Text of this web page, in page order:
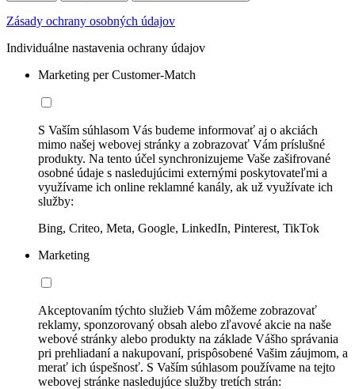
Zásady ochrany osobných údajov
Individuálne nastavenia ochrany údajov
Marketing per Customer-Match
S Vaším súhlasom Vás budeme informovať aj o akciách
mimo našej webovej stránky a zobrazovať Vám príslušné
produkty. Na tento účel synchronizujeme Vaše zašifrované
osobné údaje s nasledujúcimi externými poskytovateľmi a
využívame ich online reklamné kanály, ak už využívate ich
služby:
Bing, Criteo, Meta, Google, LinkedIn, Pinterest, TikTok
Marketing
Akceptovaním týchto služieb Vám môžeme zobrazovať
reklamy, sponzorovaný obsah alebo zľavové akcie na naše
webové stránky alebo produkty na základe Vášho správania
pri prehliadaní a nakupovaní, prispôsobené Vašim záujmom, a
merať ich úspešnosť. S Vaším súhlasom používame na tejto
webovej stránke nasledujúce služby tretích strán: